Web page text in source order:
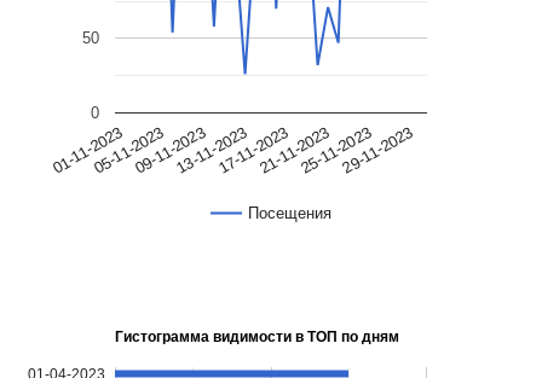
Посещения
01
-11
-2023
05
-11
-2023
09
-
11
-2023
13
-11
-2023
17
-11
-2023
21
-11
-2023
25
-11
-2023
29
-
11
-2023
0
50
Гистограмма видимости в ТОП по дням